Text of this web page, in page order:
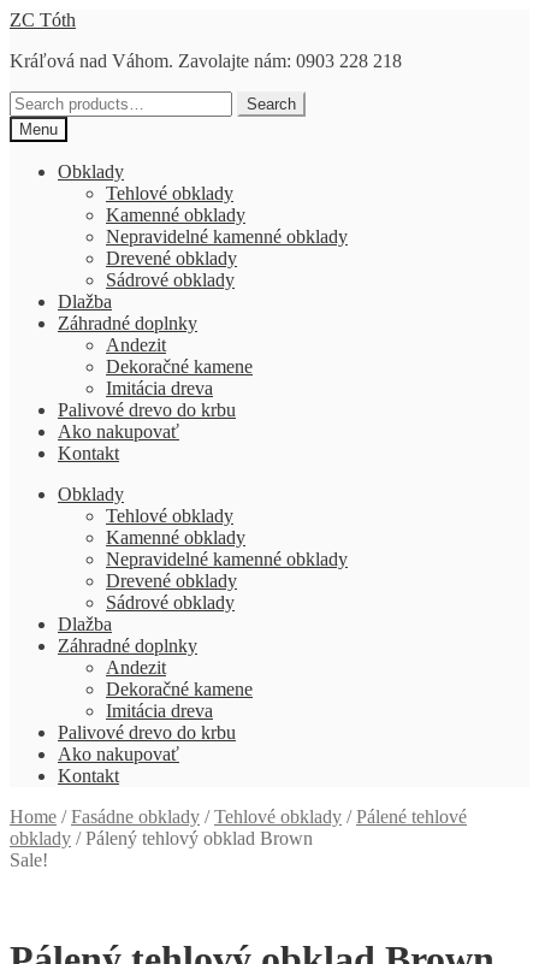
Preskočiť
navigáciu
Preskočiť
obsah
ZC Tóth
Kráľová nad Váhom. Zavolajte nám: 0903 228 218
Search
for:
Search
Menu
Obklady
Tehlové obklady
Kamenné obklady
Nepravidelné kamenné obklady
Drevené obklady
Sádrové obklady
Dlažba
Záhradné doplnky
Andezit
Dekoračné kamene
Imitácia dreva
Palivové drevo do krbu
Ako nakupovať
Kontakt
Obklady
Tehlové obklady
Kamenné obklady
Nepravidelné kamenné obklady
Drevené obklady
Sádrové obklady
Dlažba
Záhradné doplnky
Andezit
Dekoračné kamene
Imitácia dreva
Palivové drevo do krbu
Ako nakupovať
Kontakt
Home /Fasádne obklady /Tehlové obklady /Pálené tehlové
obklady /Pálený tehlový obklad Brown
Sale!